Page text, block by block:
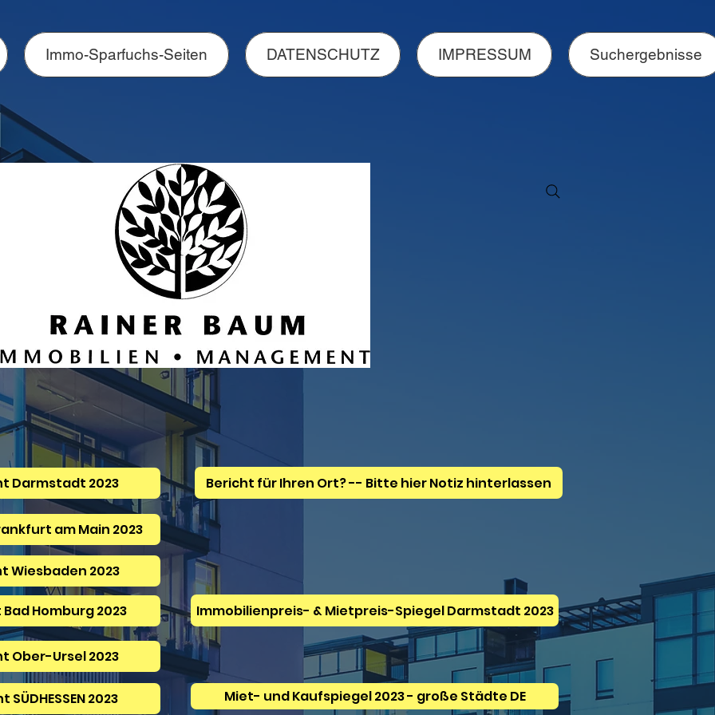
Immo-Sparfuchs-Seiten DATENSCHUTZ IMPRESSUM Suchergebnisse
Darmstadt 2023 Bericht für Ihren Ort? -- Bitte hier Notiz hinterlassen
am Main 2023
Wiesbaden 2023
Homburg 2023 Immobilienpreis- & Mietpreis-Spiegel Darmstadt 2023
Ober-Ursel 2023
2023 Miet- und Kaufspiegel 2023 - große Städte DE